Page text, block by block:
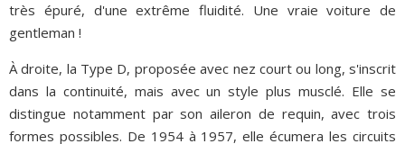
très épuré, d'une extrême fluidité. Une vraie voiture de
gentleman !
À droite, la Type D, proposée avec nez court ou long, s'inscrit
dans la continuité, mais avec un style plus musclé. Elle se
distingue notamment par son aileron de requin, avec trois
formes possibles. De 1954 à 1957, elle écumera les circuits